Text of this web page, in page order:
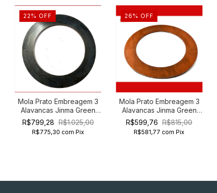
22 % OFF
Mola Prato Embreagem 3
Alavancas Jinma Green
Horse 354 E 454
R$799,28 R$1.025,00
R$775,30 com Pix
26 % OFF
Mola Prato Embreagem 3
Alavancas Jinma Green
Horse 204 254
R$599,76 R$815,00
R$581,77 com Pix